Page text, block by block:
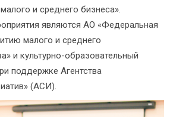
и среднего бизнеса».
являются АО «Федеральная
малого и среднего
и культурно-образовательный
поддержке Агентства
(АСИ).